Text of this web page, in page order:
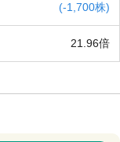
(-1,700株)
21.96倍